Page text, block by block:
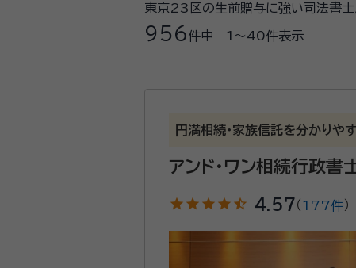
東京23区の生前贈与に強い司法書
956件中 1〜40件表示
円満相続・家族信託を分かりや
アンド・ワン相続行政書
star star star star star_half 4.57（ 177件）